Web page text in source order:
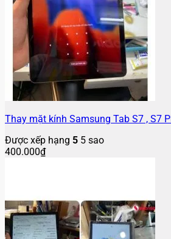
Thay mặt kính Samsung Tab S7 , S7
Được xếp hạng 5 5 sao
400.000₫